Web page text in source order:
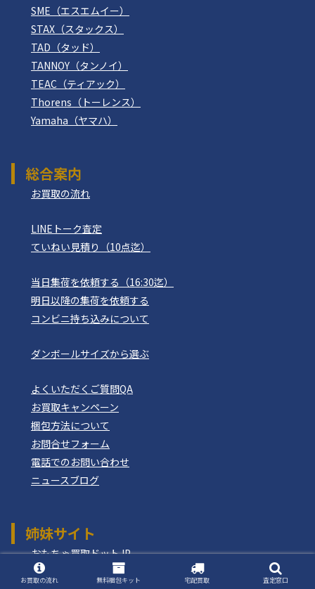
SME（エスエムイー）
STAX（スタックス）
TAD（タッド）
TANNOY（タンノイ）
TEAC（ティアック）
Thorens（トーレンス）
Yamaha（ヤマハ）
総合案内
お買取の流れ
LINEトーク査定
ていねい見積り（10点迄）
当日集荷を依頼する（16:30迄）
明日以降の集荷を依頼する
コンビニ持ち込みについて
ダンボールサイズから選ぶ
よくいただくご質問QA
お買取キャンペーン
梱包方法について
お問合せフォーム
電話でのお問い合わせ
ニュースブログ
姉妹サイト
おもちゃ買取ドットJP
つりぐ買取ドットJP
お買取の流れ 無料梱包キット 宅配買取 査定窓口